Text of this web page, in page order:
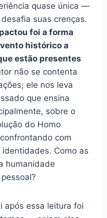
quase única —
suas crenças.
foi a forma
histórico a
estão presentes
não se contenta
ele nos leva
que ensina
sobre o
do Homo
com
Como as
humanidade
após essa leitura foi